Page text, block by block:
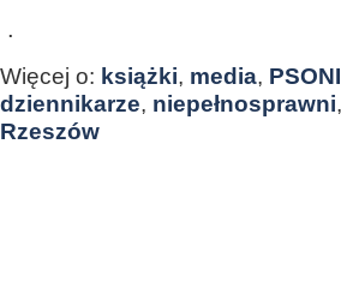
.
Więcej o: książki, media,
dziennikarze, niepełnosprawni,
Rzeszów